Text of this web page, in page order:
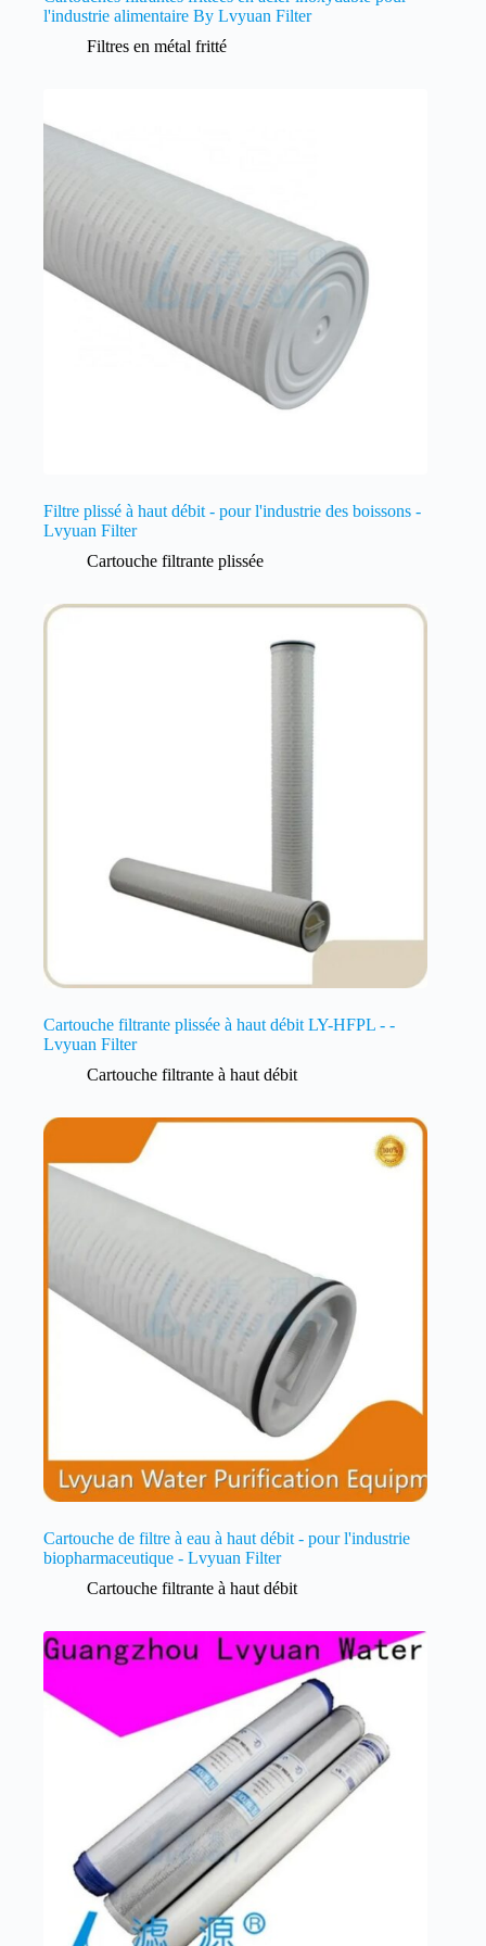
l'industrie alimentaire By Lvyuan Filter
Filtres en métal fritté
Filtre plissé à haut débit - pour l'industrie des boissons -
Lvyuan Filter
Cartouche filtrante plissée
Cartouche filtrante plissée à haut débit LY-HFPL - -
Lvyuan Filter
Cartouche filtrante à haut débit
Cartouche de filtre à eau à haut débit - pour l'industrie
biopharmaceutique - Lvyuan Filter
Cartouche filtrante à haut débit